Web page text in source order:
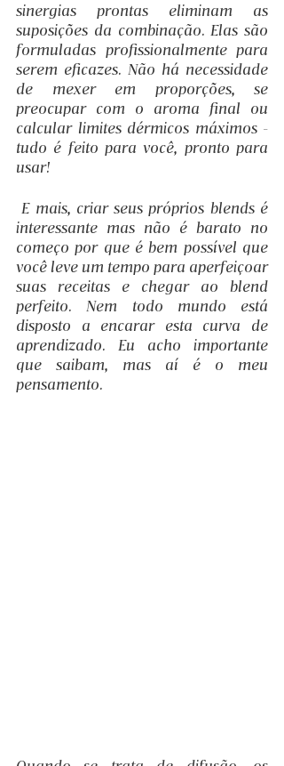
sinergias prontas eliminam as
suposições da combinação. Elas são
formuladas profissionalmente para
serem eficazes. Não há necessidade
de mexer em proporções, se
preocupar com o aroma final ou
calcular limites dérmicos máximos -
tudo é feito para você, pronto para
usar!
interessante mas não é barato no
começo por que é bem possível que
você leve um tempo para aperfeiçoar
suas receitas e chegar ao blend
perfeito. Nem todo mundo está
disposto a encarar esta curva de
aprendizado. Eu acho importante
que saibam, mas aí é o meu
pensamento.